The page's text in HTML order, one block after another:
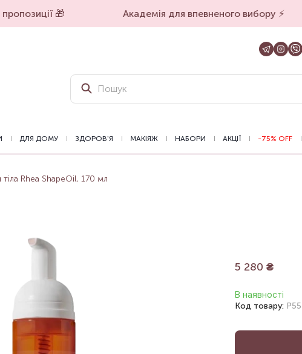
🎁 Академія для впевненого вибору ⚡️
ДЛЯ ДОМУ ЗДОРОВ'Я МАКІЯЖ НАБОРИ АКЦІЇ -75% OFF
Rhea ShapeOil, 170 мл
5 280 ₴
В наявності
Код товару: